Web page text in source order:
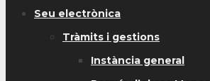
Seu electrònica
Tràmits i gestions
Instància general